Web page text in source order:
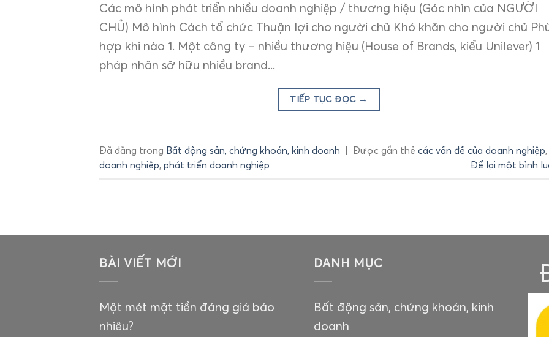
Các mô hình phát triển nhiều doanh nghiệp / thương hiệu (Góc nhìn của NGƯỜI
CHỦ) Mô hình Cách tổ chức Thuận lợi cho người chủ Khó khăn cho người chủ
hợp khi nào 1. Một công ty – nhiều thương hiệu (House of Brands, kiểu Unilever) 1
pháp nhân sở hữu nhiều brand...
TIẾP TỤC ĐỌC →
Đã đăng trong Bất động sản, chứng khoán, kinh doanh | Được gắn thẻ các vấn đề của doanh nghiệp,
doanh nghiệp, phát triển doanh nghiệp Để lại một bình
BÀI VIẾT MỚI
Một mét mặt tiền đáng giá báo
nhiêu?
DANH MỤC
Bất động sản, chứng khoán, kinh
doanh